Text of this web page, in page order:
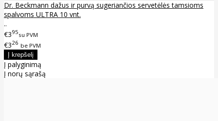
Dr. Beckmann dažus ir purvą sugeriančios servetėlės tamsioms
spalvoms ULTRA 10 vnt.
..
€395su PVM
€326 be PVM
Į palyginimą
Į norų sąrašą